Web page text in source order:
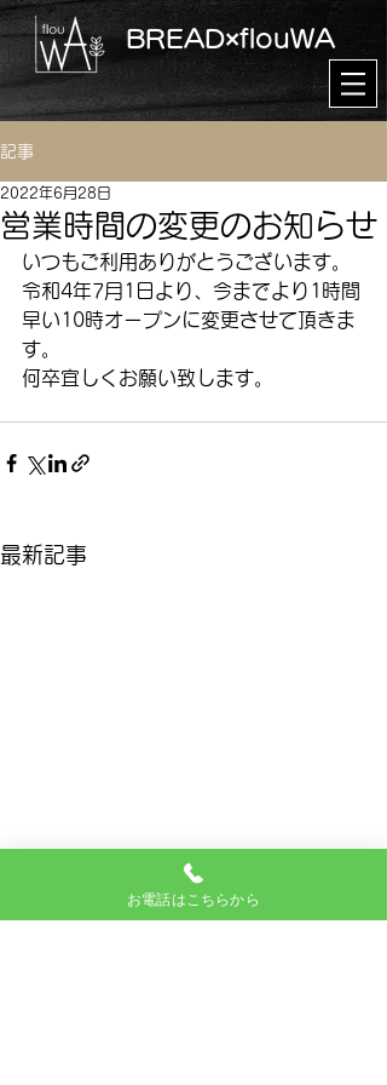
BREAD×flouWA​
記事
営業時間の変更のお知らせ
2022年6月28日
いつもご利用ありがとうございます。
令和4年7月1日より、今までより1時間
早い10時オープンに変更させて頂きま
す。
何卒宜しくお願い致します。
最新記事
お電話はこちらから